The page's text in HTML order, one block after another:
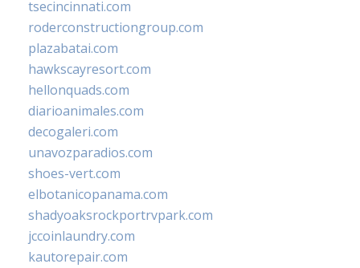
tsecincinnati.com
roderconstructiongroup.com
plazabatai.com
hawkscayresort.com
hellonquads.com
diarioanimales.com
decogaleri.com
unavozparadios.com
shoes-vert.com
elbotanicopanama.com
shadyoaksrockportrvpark.com
jccoinlaundry.com
kautorepair.com